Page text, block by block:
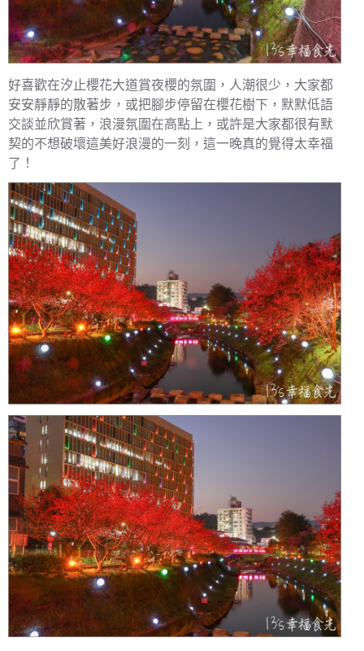
好喜歡在汐止櫻花大道賞夜櫻的氛圍，人潮很少，大家都
安安靜靜的散著步，或把腳步停留在櫻花樹下，默默低語
交談並欣賞著，浪漫氛圍在高點上，或許是大家都很有默
契的不想破壞這美好浪漫的一刻，這一晚真的覺得太幸福
了！